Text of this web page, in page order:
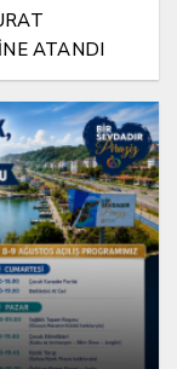
ATANDI